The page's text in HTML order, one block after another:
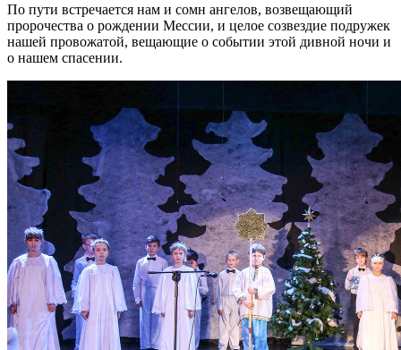
По пути встречается нам и сомн ангелов, возвещающий
пророчества о рождении Мессии, и целое созвездие подружек
нашей провожатой, вещающие о событии этой дивной ночи и
о нашем спасении.